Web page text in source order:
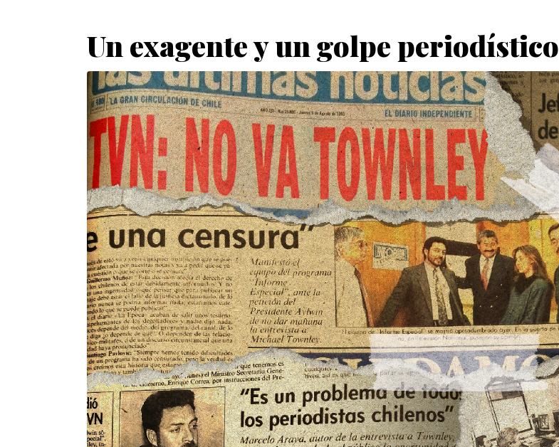
Un exagente y un golpe periodístico